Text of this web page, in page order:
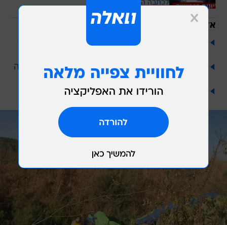
לכתבה המלאה
אל תפספס
9 נפגעים בכל יום בעשור האחרון: כך נכשלה ישראל
הצפיפות בכבישים העבירה רבים לדו-גלגלי - ותרמה
לעלייה במתים
ככה הופכים טיול משפחתי בחו"ל לחויה מגבשת